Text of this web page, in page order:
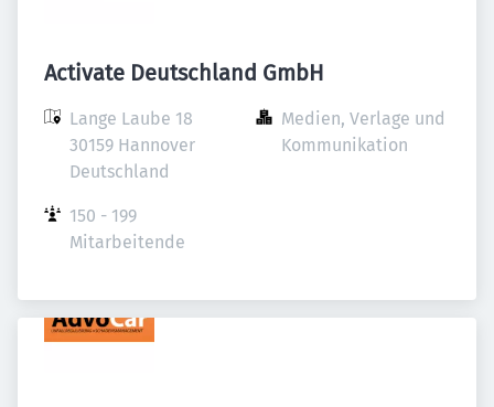
Activate Deutschland GmbH
Lange Laube 18
30159 Hannover
Deutschland
Medien, Verlage und
Kommunikation
150 - 199
Mitarbeitende